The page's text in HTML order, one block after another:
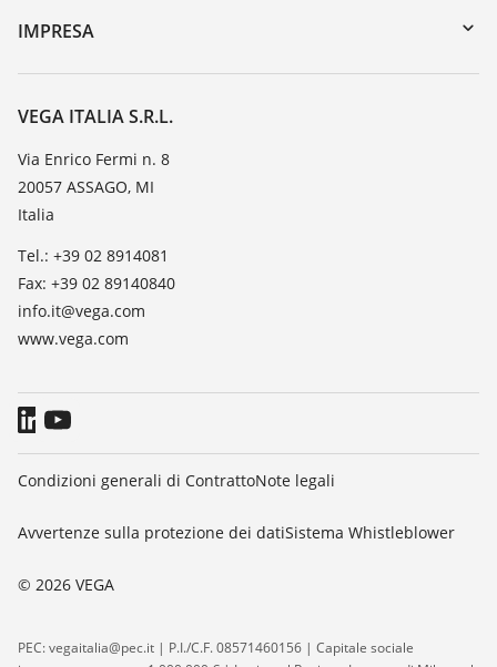
DTM Collection/PACTware
Seminari
TeamViewer
IMPRESA
VEGA, l'azienda
Contatto
Novità
Stampa
Blog
VEGA ITALIA S.R.L.
Via Enrico Fermi n. 8
20057 ASSAGO, MI
Italia
Tel.: +39 02 8914081
Fax: +39 02 89140840
info.it@vega.com
www.vega.com
© 2026 VEGA
Condizioni generali di ContrattoNote legali
Avvertenze sulla protezione dei datiSistema Whistleblower
PEC: vegaitalia@pec.it | P.I./C.F. 08571460156 | Capitale sociale